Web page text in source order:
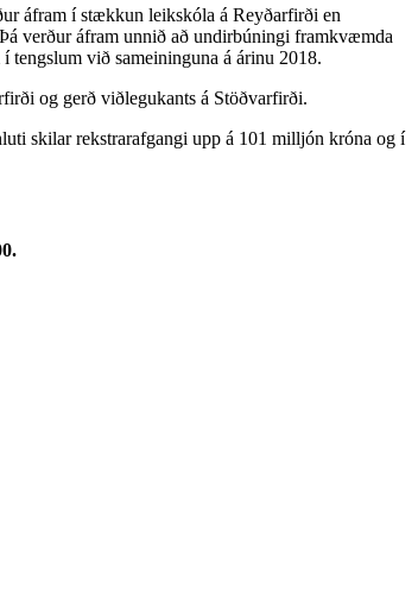
áfram í stækkun leikskóla á Reyðarfirði en
verður áfram unnið að undirbúningi framkvæmda
við sameininguna á árinu 2018.
og gerð viðlegukants á Stöðvarfirði.
skilar rekstrarafgangi upp á 101 milljón króna og í